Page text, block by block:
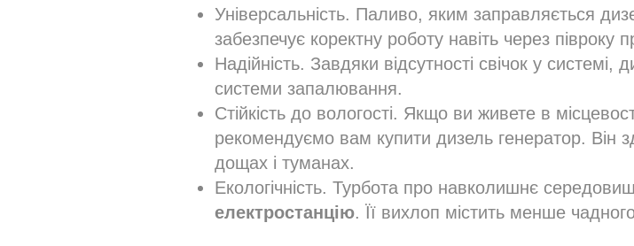
Універсальність. Паливо, яким заправляється
забезпечує коректну роботу навіть через півроку
Надійність. Завдяки відсутності свічок у
системи запалювання.
Стійкість до вологості. Якщо ви живете в
рекомендуємо вам купити дизель генератор. Він
дощах і туманах.
Екологічність. Турбота про навколишнє
електростанцію. Її вихлоп містить менше